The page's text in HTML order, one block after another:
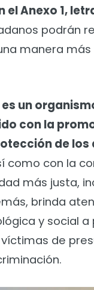
el Anexo 1,
podrán
manera
un
con la
de los
como con la
más justa,
brinda
y social a
de